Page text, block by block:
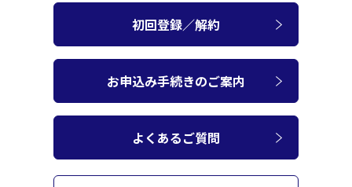
初回登録／解約
お申込み手続きのご案内
よくあるご質問